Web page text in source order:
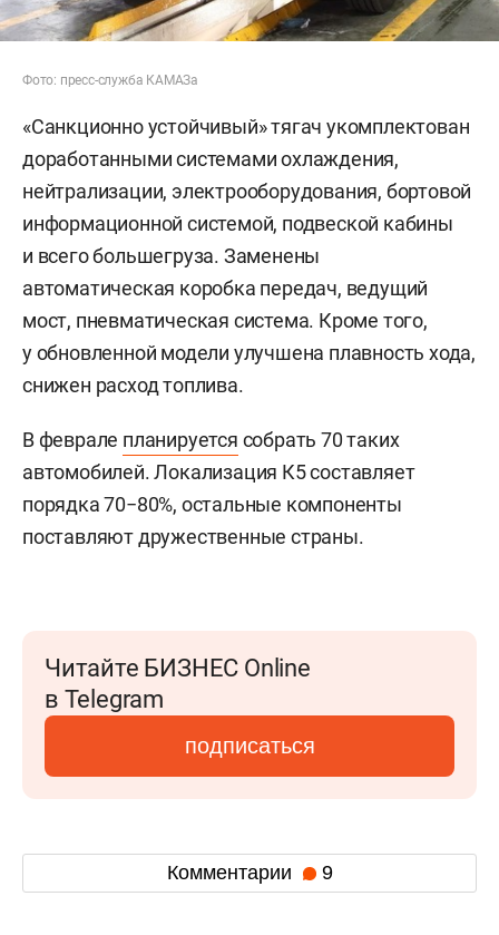
Фото: пресс-служба КАМАЗа
«Санкционно устойчивый» тягач укомплектован
доработанными системами охлаждения,
нейтрализации, электрооборудования, бортовой
информационной системой, подвеской кабины
и всего большегруза. Заменены
автоматическая коробка передач, ведущий
мост, пневматическая система. Кроме того,
у обновленной модели улучшена плавность хода,
снижен расход топлива.
В феврале планируется собрать 70 таких
автомобилей. Локализация К5 составляет
порядка 70−80%, остальные компоненты
поставляют дружественные страны.
Читайте БИЗНЕС Online
в Telegram
подписаться
Комментарии 9